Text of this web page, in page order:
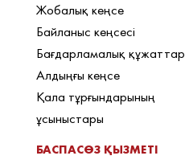
Жобалық кеңсе
Байланыс кеңсесі
Бағдарламалық құжаттар
Алдыңғы кеңсе
Қала тұрғындарының
ұсыныстары
БАСПАСӨЗ ҚЫЗМЕТІ